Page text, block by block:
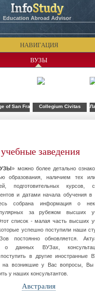
Education Abroad Advisor
НАВИГАЦИЯ
ВУЗЫ
of San FranciscoCollegium Civitas
заведения
» можно более детально
образования, наличием тех
подготовительных курсов,
и датами начала обучения в
собрана информация о
за рубежом высших
список - малая часть высших
успешно поступили наши
постоянно обновляется.
о данных ВУЗах,
в другие иностранные
на возникшие у Вас вопросы, Вы
у наших консультантов.
Австралия